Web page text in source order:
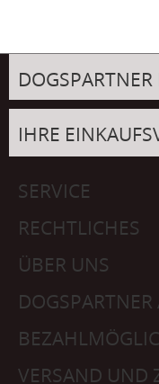
IHRE
SERVICE
RECHTLICHES
ÜBER UNS
DOGSPARTNER
VERSAND UND